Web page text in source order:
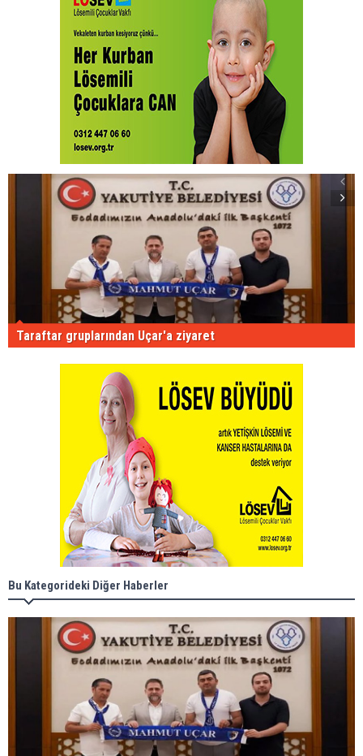
Taraftar gruplarından Uçar'a ziyaret
Bu Kategorideki Diğer Haberler